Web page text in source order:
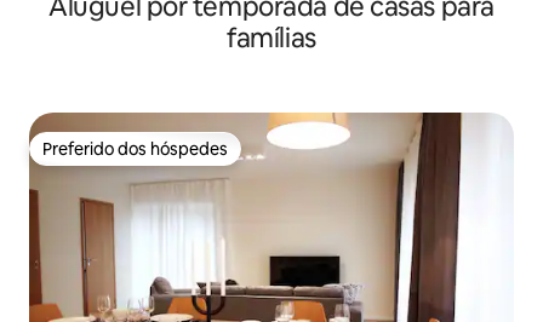
famílias
Preferido dos hóspedes
Preferido dos hóspedes